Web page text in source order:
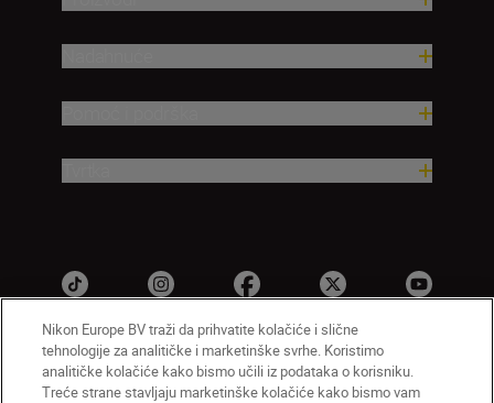
HR Nikon Sites
Nikon Europe BV traži da prihvatite kolačiće i slične
tehnologije za analitičke i marketinške svrhe. Koristimo
analitičke kolačiće kako bismo učili iz podataka o korisniku.
Treće strane stavljaju marketinške kolačiće kako bismo vam